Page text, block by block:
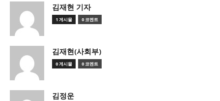
김재현 기자
1 게시물 0 코멘트
김재현(사회부)
0 게시물 0 코멘트
김정운